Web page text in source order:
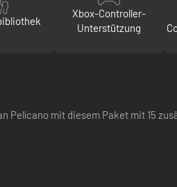
Xbox-Controller-
Unterstützung
Pelícano mit diesem Paket mit 15